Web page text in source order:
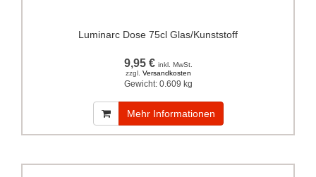
Luminarc Dose 75cl Glas/Kunststoff
9,95 € inkl. MwSt.
zzgl. Versandkosten
Gewicht: 0.609 kg
Mehr Informationen